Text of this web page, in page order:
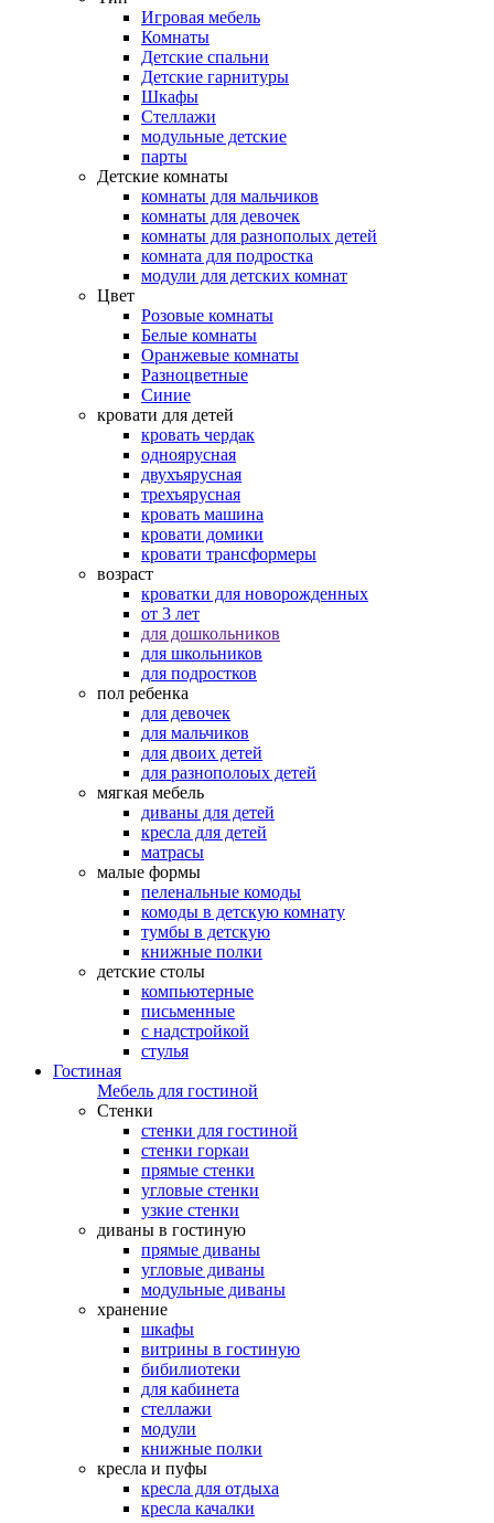
Игровая мебель
Комнаты
Детские спальни
Детские гарнитуры
Шкафы
Стеллажи
модульные детские
парты
Детские комнаты
комнаты для мальчиков
комнаты для девочек
комнаты для разнополых детей
комната для подростка
модули для детских комнат
Цвет
Розовые комнаты
Белые комнаты
Оранжевые комнаты
Разноцветные
Синие
кровати для детей
кровать чердак
одноярусная
двухъярусная
трехъярусная
кровать машина
кровати домики
кровати трансформеры
возраст
кроватки для новорожденных
от 3 лет
для дошкольников
для школьников
для подростков
пол ребенка
для девочек
для мальчиков
для двоих детей
для разнополоых детей
мягкая мебель
диваны для детей
кресла для детей
матрасы
малые формы
пеленальные комоды
комоды в детскую комнату
тумбы в детскую
книжные полки
детские столы
компьютерные
письменные
с надстройкой
стулья
Гостиная
Мебель для гостиной
Стенки
стенки для гостиной
стенки горкаи
прямые стенки
угловые стенки
узкие стенки
диваны в гостиную
прямые диваны
угловые диваны
модульные диваны
хранение
шкафы
витрины в гостиную
бибилиотеки
для кабинета
стеллажи
модули
книжные полки
кресла и пуфы
кресла для отдыха
кресла качалки